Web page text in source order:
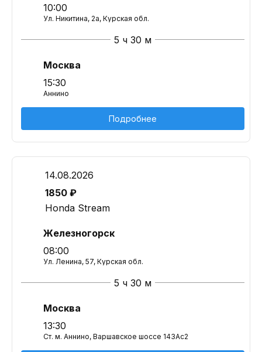
10:00
Ул. Никитина, 2а, Курская обл.
5 ч 30 м
Москва
15:30
Аннино
Подробнее
14.08.2026
1850 ₽
Honda Stream
Железногорск
08:00
Ул. Ленина, 57, Курская обл.
5 ч 30 м
Москва
13:30
Ст. м. Аннино, Варшавское шоссе 143Ас2